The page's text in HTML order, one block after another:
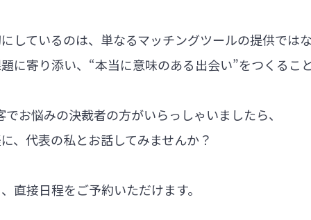
しているのは、単なるマッチングツールの提供では
に寄り添い、“本当に意味のある出会い”をつくるこ
お悩みの決裁者の方がいらっしゃいましたら、
、代表の私とお話してみませんか？
直接日程をご予約いただけます。